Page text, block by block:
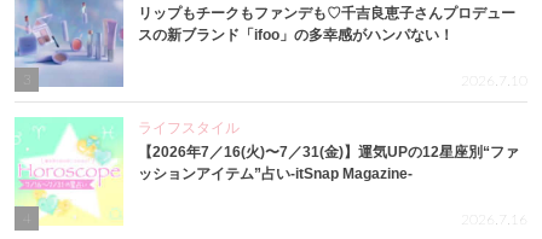
3
リップもチークもファンデも♡千吉良恵子さんプロデュー
スの新ブランド「ifoo」の多幸感がハンパない！
2026.7.10
ライフスタイル
【2026年7／16(火)〜7／31(金)】運気UPの12星座別“ファ
ッションアイテム”占い-itSnap Magazine-
2026.7.16